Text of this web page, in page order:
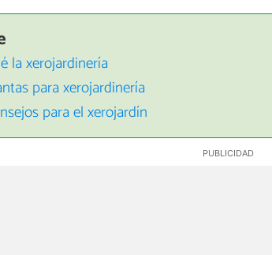
la xerojardinería
para xerojardinería
para el xerojardín